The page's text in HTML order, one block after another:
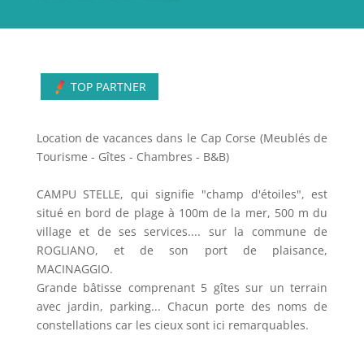
TOP PARTNER
Location de vacances dans le Cap Corse (Meublés de
Tourisme - Gîtes - Chambres - B&B)
CAMPU STELLE, qui signifie "champ d'étoiles", est
situé en bord de plage à 100m de la mer, 500 m du
village et de ses services.... sur la commune de
ROGLIANO, et de son port de plaisance,
MACINAGGIO.
Grande bâtisse comprenant 5 gîtes sur un terrain
avec jardin, parking... Chacun porte des noms de
constellations car les cieux sont ici remarquables.